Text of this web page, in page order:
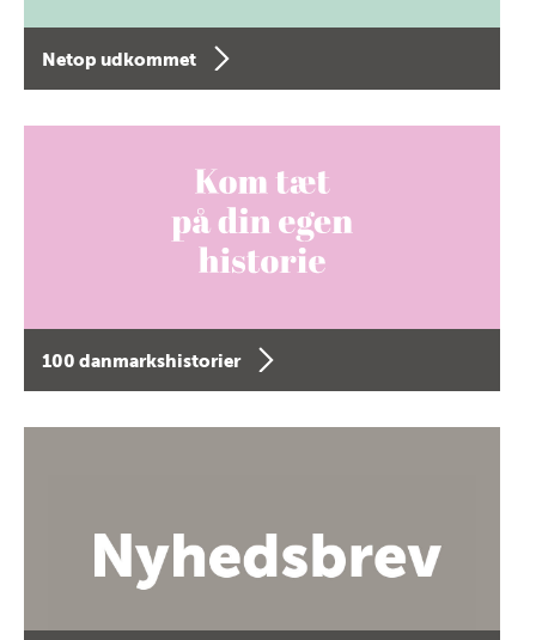
Netop udkommet
100 danmarkshistorier